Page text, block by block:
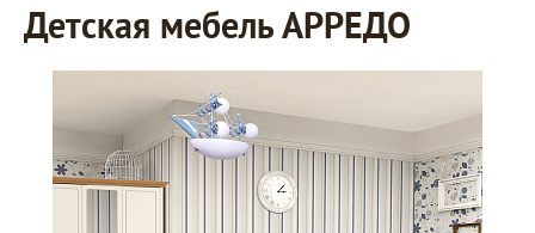
Детская мебель АРРЕДО